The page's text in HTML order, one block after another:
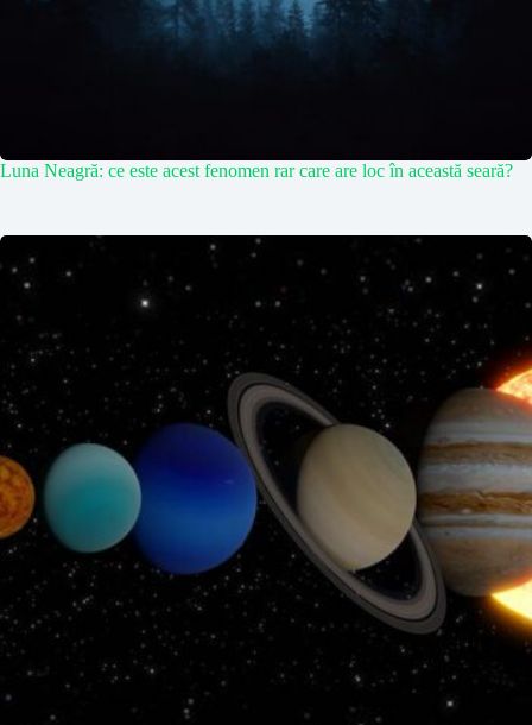
Luna Neagră: ce este acest fenomen rar care are loc în această seară?